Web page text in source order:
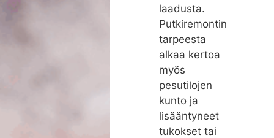
laadusta.
Putkiremontin
tarpeesta
alkaa kertoa
myös
pesutilojen
kunto ja
lisääntyneet
tukokset tai